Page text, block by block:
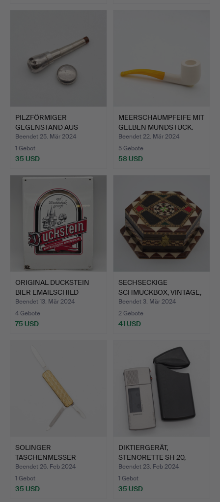
PILZFÖRMIGER
GEGENSTAND AUS
900ER SILBER, …
Beendet 25. Mär 2024
1 Gebot
35 USD
MEERSCHAUMPFEIFE MIT
GELBEN MUNDSTÜCK.
Beendet 22. Mär 2024
5 Gebote
58 USD
ORIGINAL DUCKSTEIN
BIER EMAILSCHILD
WERBES…
Beendet 13. Mär 2024
4 Gebote
75 USD
SECHSECKIGE
SCHMUCKBOX, VINTAGE,
GRANADA, …
Beendet 3. Mär 2024
2 Gebote
41 USD
SOLINGER
TASCHENMESSER
HARTKOPF & CO., VER…
Beendet 26. Feb 2024
1 Gebot
35 USD
DIKTIERGERÄT,
STENORETTE SH 20,
GRUNDIG, A…
Beendet 23. Feb 2024
1 Gebot
35 USD